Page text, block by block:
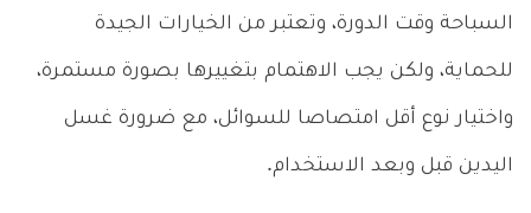
السباحة وقت الدورة، وتعتبر من الخيارات الجيدة
للحماية، ولكن يجب الاهتمام بتغييرها بصورة مستمرة،
واختيار نوع أقل امتصاصا للسوائل، مع ضرورة غسل
اليدين قبل وبعد الاستخدام.